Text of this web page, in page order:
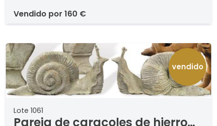
vendido por 160 €
vendido
Lote 1061
Pareja de caracoles de hierro